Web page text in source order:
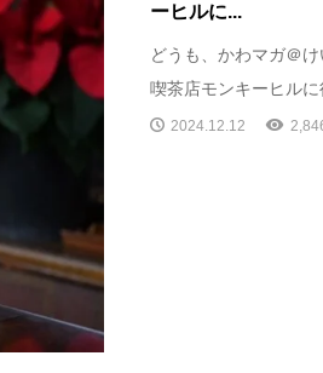
ーヒルに...
どうも、かわマガ＠
喫茶店モンキーヒル
2024.12.12